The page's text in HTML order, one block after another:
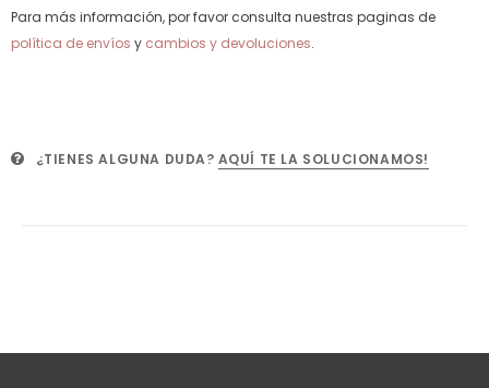
Para más información, por favor consulta nuestras paginas de
política de envíos y cambios y devoluciones.
¿TIENES ALGUNA DUDA? AQUÍ TE LA SOLUCIONAMOS!